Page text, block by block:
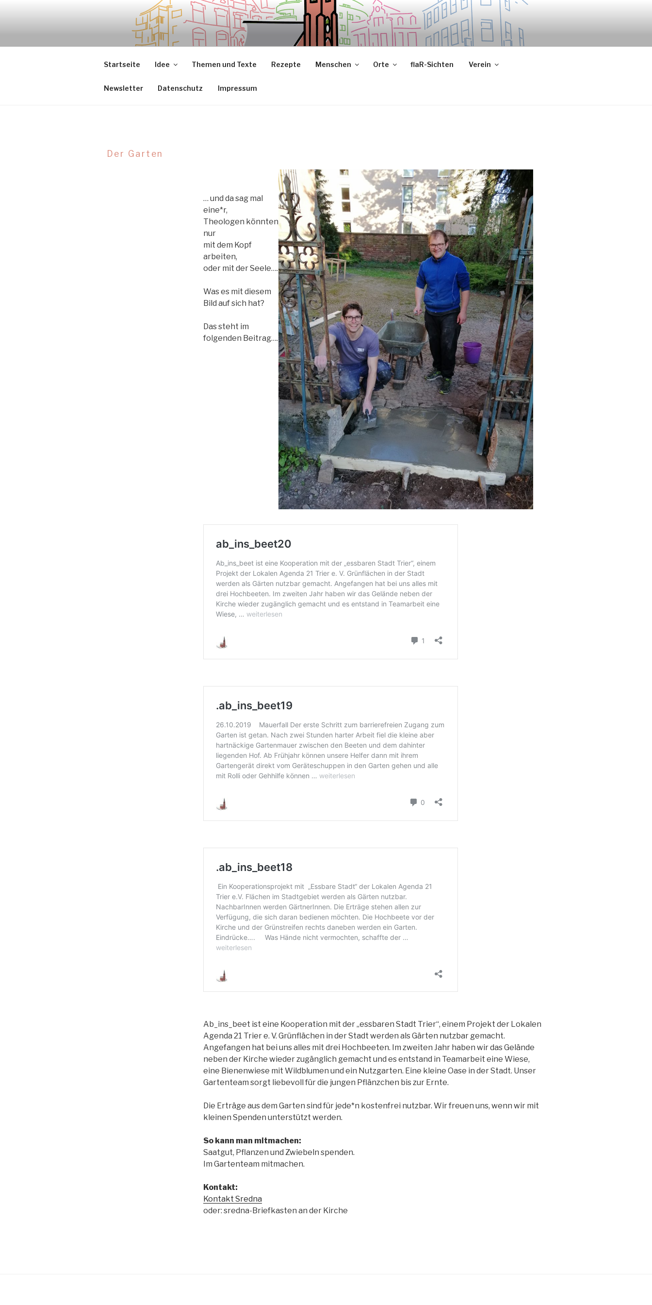
.sredna – anders.
Startseite Idee Themen und Texte Rezepte Menschen Orte flaR-Sichten Verein
Newsletter Datenschutz Impressum
Der Garten
… und da sag mal
eine*r,
Theologen könnten
nur
mit dem Kopf
arbeiten,
oder mit der Seele….
Was es mit diesem
Bild auf sich hat?
Das steht im
folgenden Beitrag….
Ab_ins_beet ist eine Kooperation mit der „essbaren Stadt Trier“, einem Projekt der Lokalen
Agenda 21 Trier e. V. Grünflächen in der Stadt werden als Gärten nutzbar gemacht.
Angefangen hat bei uns alles mit drei Hochbeeten. Im zweiten Jahr haben wir das Gelände
neben der Kirche wieder zugänglich gemacht und es entstand in Teamarbeit eine Wiese,
eine Bienenwiese mit Wildblumen und ein Nutzgarten. Eine kleine Oase in der Stadt. Unser
Gartenteam sorgt liebevoll für die jungen Pflänzchen bis zur Ernte.
Die Erträge aus dem Garten sind für jede*n kostenfrei nutzbar. Wir freuen uns, wenn wir mit
kleinen Spenden unterstützt werden.
So kann man mitmachen:
Saatgut, Pflanzen und Zwiebeln spenden.
Im Gartenteam mitmachen.
Kontakt:
Kontakt Sredna
oder: sredna-Briefkasten an der Kirche